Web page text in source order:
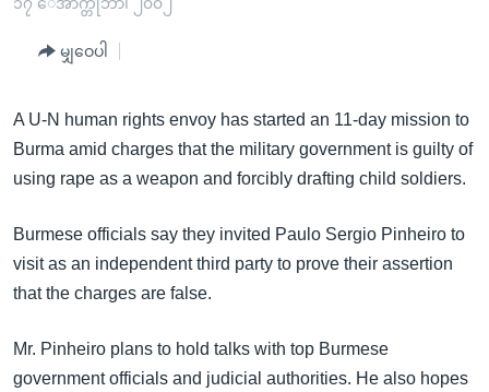
များ
ပင်မ
ညွန်း
သို့
ကျော်
အစ္စရေး-ပါလက်စတိုင်း
ရပ်ဝန်းတခု လမ်းတခု အလွန်
အင်္ဂလိပ်စာလေ့လာမယ်
အမေရိကန်သုံးအီဒီယံ
မကြေးမုံရဲ့ အင်္ဂလိပ်စာ
ရုပ်ရှင်ထဲက အင်္ဂလိပ်စာ
သုတပဒေသာ အင်္ဂလိပ်စာ
အပတ်စဉ်ကဏ္ဍများ
ရေဒီယို
တီဗွီ
ရေဒီယိုနှင့်ရုပ်သံ အချက်အလက်များ
ရေဒီယို/တီဗွီအစီအစဉ်
Learning English
ဗွီအိုအေ လူမှုကွန်ယက်များ
မျှဝေပါ
A U-N human rights envoy has started an 11-day mission to
Burma amid charges that the military government is guilty of
using rape as a weapon and forcibly drafting child soldiers.
Burmese officials say they invited Paulo Sergio Pinheiro to
visit as an independent third party to prove their assertion
that the charges are false.
Mr. Pinheiro plans to hold talks with top Burmese
government officials and judicial authorities. He also hopes